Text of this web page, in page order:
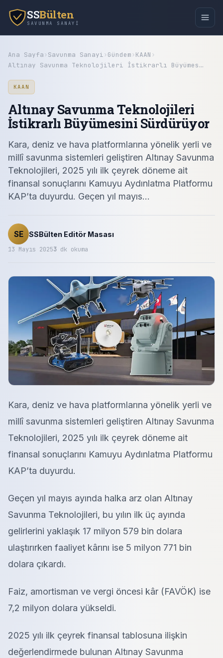
SSBülten
SAVUNMA SANAYI
Ana Sayfa› Savunma Sanayi› Gündem› KAAN ›
Altınay Savunma Teknolojileri İstikrarlı Büyümes…
KAAN
Altınay Savunma Teknolojileri
İstikrarlı Büyümesini Sürdürüyor
Kara, deniz ve hava platformlarına yönelik yerli ve
millî savunma sistemleri geliştiren Altınay Savunma
Teknolojileri, 2025 yılı ilk çeyrek döneme ait
finansal sonuçlarını Kamuyu Aydınlatma Platformu
KAP’ta duyurdu. Geçen yıl mayıs...
SE SSBülten Editör Masası
13 Mayıs 20253 dk okuma
Kara, deniz ve hava platformlarına yönelik yerli ve
millî savunma sistemleri geliştiren Altınay Savunma
Teknolojileri, 2025 yılı ilk çeyrek döneme ait
finansal sonuçlarını Kamuyu Aydınlatma Platformu
KAP’ta duyurdu.
Geçen yıl mayıs ayında halka arz olan Altınay
Savunma Teknolojileri, bu yılın ilk üç ayında
gelirlerini yaklaşık 17 milyon 579 bin dolara
ulaştırırken faaliyet kârını ise 5 milyon 771 bin
dolara çıkardı.
Faiz, amortisman ve vergi öncesi kâr (FAVÖK) ise
7,2 milyon dolara yükseldi.
2025 yılı ilk çeyrek finansal tablosuna ilişkin
değerlendirmede bulunan Altınay Savunma